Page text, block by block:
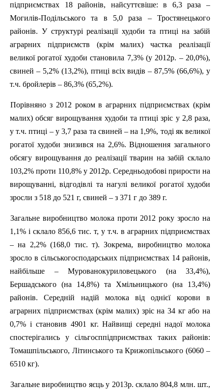
підприємствах 18 районів, найсуттєвіше: в 6,3раза –
Могилів-Подільського та в 5,0раза – Тростянецького
районів. У структурі реалізації худоби та птиці на забій
аграрних підприємств (крім малих) частка реалізації
великої рогатої худоби становила 7,3% (у 2012р. – 20,0%),
свиней – 5,2% (13,2%), птиці всіх видів – 87,5% (66,6%), у
т.ч. бройлерів – 86,3% (65,2%).
Порівняно з 2012 роком в аграрних підприємствах (крім
малих) обсяг вирощування худоби та птиці зріс у 2,8 раза,
у т.ч. птиці – у 3,7раза та свиней – на 1,9%, тоді як великої
рогатої худоби знизився на 2,6%. Відношення загального
обсягу вирощування до реалізації тварин на забій склало
103,2% проти 110,8% у 2012р. Середньодобові прирости на
вирощуванні, відгодівлі та нагулі великої рогатої худоби
зросли з 518 до 521 г, свиней – з 371 г до 389 г.
Загальне виробництво молока проти 2012 року зросло на
1,1% і склало 856,6 тис. т, у т.ч. в аграрних підприємствах
– на 2,2% (168,0 тис. т). Зокрема, виробництво молока
зросло в сільськогосподарських підприємствах 14 районів,
найбільше – Мурованокуриловецького (на 33,4%),
Бершадського (на 14,8%) та Хмільницького (на 13,4%)
районів. Середній надій молока від однієї корови в
аграрних підприємствах (крім малих) зріс на 34 кг або на
0,7% і становив 4901 кг. Найвищі середні надої молока
спостерігались у сільгосппідприємствах таких районів:
Томашпільського, ЛітинськоготаКрижопільського (6060 –
6510 кг).
Загальне виробництво яєць у 2013р. склало 804,8 млн. шт.,